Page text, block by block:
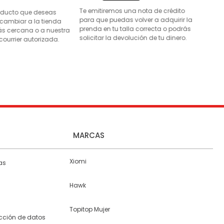
que deseas
a la tienda
cercana o a nuestra
autorizada.
Te emitiremos una nota de crédito
para que puedas volver a adquirir la
prenda en tu talla correcta o podrás
solicitar la devolución de tu dinero.
de datos
MARCAS
Xiomi
Hawk
Topitop Mujer